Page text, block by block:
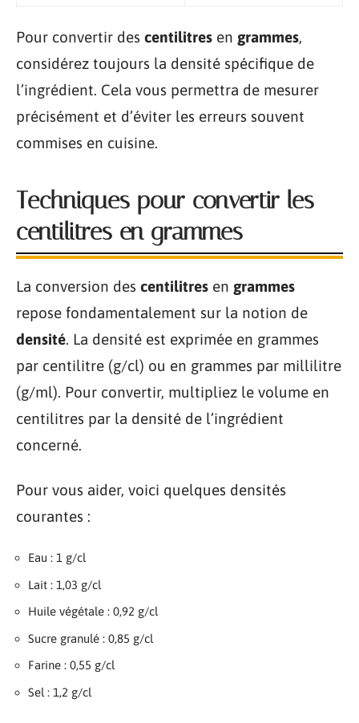
Pour convertir des centilitres en grammes,
considérez toujours la densité spécifique de
l’ingrédient. Cela vous permettra de mesurer
précisément et d’éviter les erreurs souvent
commises en cuisine.
Techniques pour convertir les
centilitres en grammes
La conversion des centilitres en grammes
repose fondamentalement sur la notion de
densité. La densité est exprimée en grammes
par centilitre (g/cl) ou en grammes par millilitre
(g/ml). Pour convertir, multipliez le volume en
centilitres par la densité de l’ingrédient
concerné.
Pour vous aider, voici quelques densités
courantes :
Eau : 1 g/cl
Lait : 1,03 g/cl
Huile végétale : 0,92 g/cl
Sucre granulé : 0,85 g/cl
Farine : 0,55 g/cl
Sel : 1,2 g/cl